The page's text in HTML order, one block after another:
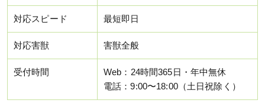
対応スピード 最短即日
対応害獣 害獣全般
受付時間
Web：24時間365日・年中無休
電話：9:00〜18:00（土日祝除く）